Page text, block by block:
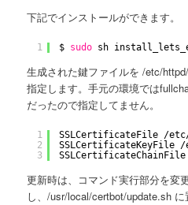
下記でインストールができます。
1 $ sudo sh
生成された鍵ファイルを /etc/
指定します。手元の環境では
だったので指定してません。
1
2
3
SSLCertificateFile /
SSLCertificateKeyFile /
SSLCertificateChainFile
更新時は、コマンド実行部分を変
し、/usr/local/certbot/update.sh に